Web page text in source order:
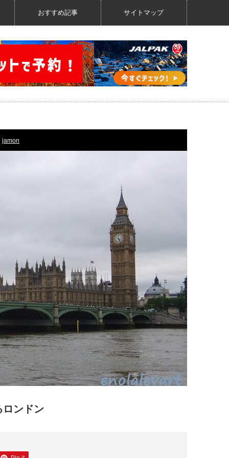
おすすめ記事 サイトマップ
jamon
ンドン